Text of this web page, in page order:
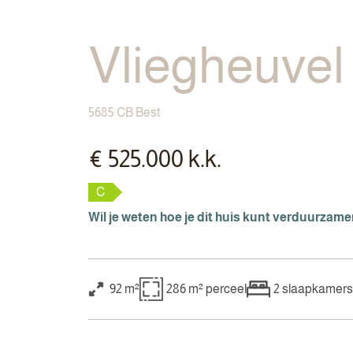
Vliegheuvel
5685 CB Best
€ 525.000 k.k.
C
Wil je weten hoe je dit huis kunt
92 m² 286 m² perceel 2 slaapkamers